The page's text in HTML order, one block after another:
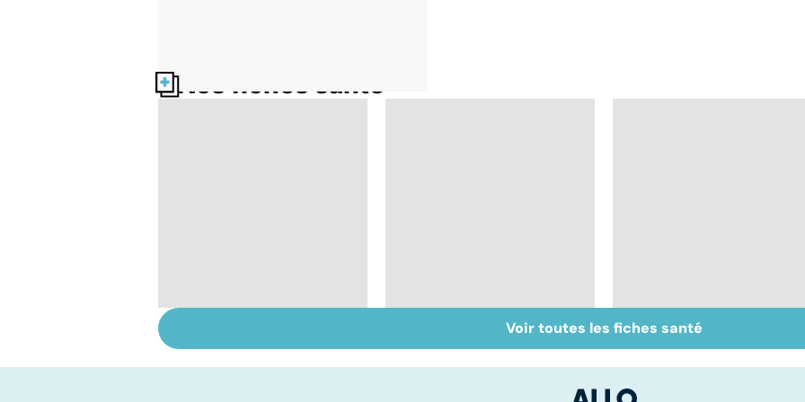
Nos fiches santé
règles
L'endométriose : des
douleurs liées aux
Tout savoir sur les
infections
Voir toutes les fiches santé